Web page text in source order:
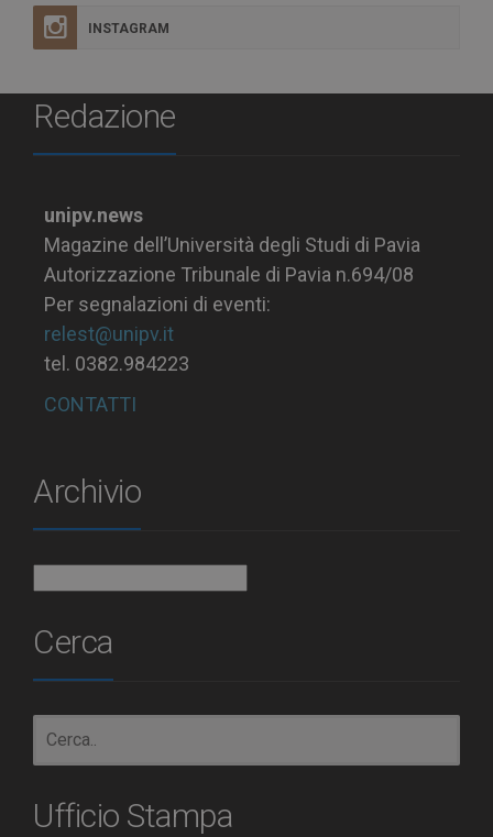
INSTAGRAM
Redazione
unipv.news
Magazine dell’Università degli Studi di Pavia
Autorizzazione Tribunale di Pavia n.694/08
Per segnalazioni di eventi:
relest@unipv.it
tel. 0382.984223
CONTATTI
Archivio
Cerca
Ufficio Stampa